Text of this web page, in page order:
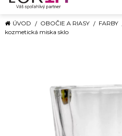
ÚVOD OBOČIE A RIASY FARBY
kozmetická miska sklo